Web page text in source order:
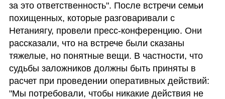
за это ответственность". После встречи семьи
похищенных, которые разговаривали с
Нетаниягу, провели пресс-конференцию. Они
рассказали, что на встрече были сказаны
тяжелые, но понятные вещи. В частности, что
судьбы заложников должны быть приняты в
расчет при проведении оперативных действий:
"Мы потребовали, чтобы никакие действия не